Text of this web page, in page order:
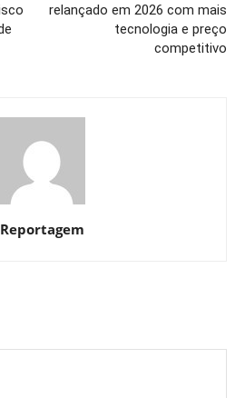
relançado em 2026 com mais
tecnologia e preço
competitivo
Reportagem